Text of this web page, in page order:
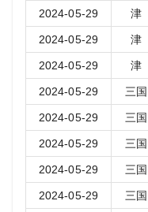
2024-05-29 津
2024-05-29 津
2024-05-29 津
2024-05-29 三国
2024-05-29 三国
2024-05-29 三国
2024-05-29 三国
2024-05-29 三国